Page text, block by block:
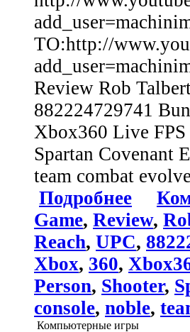
TO:http://
Review Rob
882224729741
Xbox360 Live
Spartan Covenant
team combat
Подробнее
Game, Review,
Reach, UPC,
Xbox, 360,
Person, Shooter,
console, noble,
Компьютерные игры